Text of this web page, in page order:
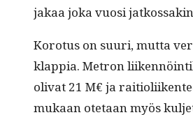
jakaa joka vuosi
Koro­tus on suuri, mut­ta
klap­pia. Metron
oli­vat 21 M€ ja
mukaan ote­taan myös